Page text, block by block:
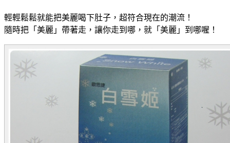
輕輕鬆鬆就能把美麗喝下肚子，超符合現在的潮流！
隨時把「美麗」帶著走，讓你走到哪，就「美麗」到哪喔！